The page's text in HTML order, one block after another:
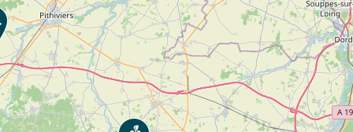
extérieur ... Consultez la fiche pour voir toutes les activités de